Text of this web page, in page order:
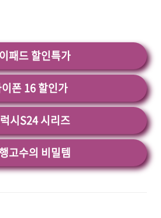
다.①폰꾸미기 무료벨소
패드 할인특가
폰 16 할인가
시S24 시리즈
고수의 비밀템